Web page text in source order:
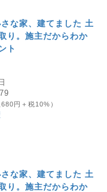
な家、建てました 土
り。施主だからわか
ト
円＋税10%）
な家、建てました 土
り。施主だからわか